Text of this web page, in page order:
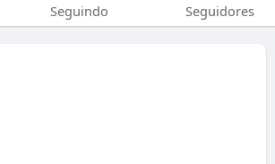
Seguindo Seguidores